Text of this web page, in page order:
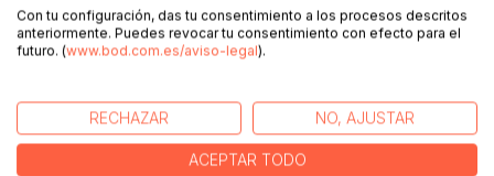
Tan solo cruzar el río Rin encontramos la también
encantadora Selva Negra, una gemela alemana de la
perfectamente factible en el mismo viaje, pues hay muy
pocos kilómetros de distancia y la experiencia es un
complemento perfecto, tanto en lo arquitectónico como,
Con tu configuración, das tu consentimiento a los procesos descritos
anteriormente. Puedes revocar tu consentimiento con efecto para el
futuro. (www.bod.com.es/aviso-legal).
RECHAZAR NO, AJUSTAR
ACEPTAR TODO